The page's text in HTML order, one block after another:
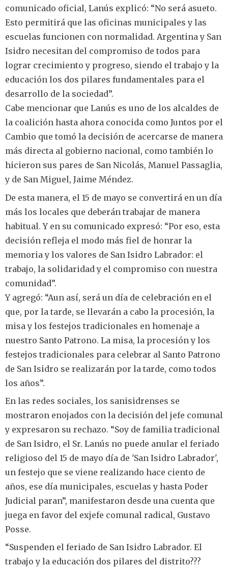
comunicado oficial, Lanús explicó: “No será asueto.
Esto permitirá que las oficinas municipales y las
escuelas funcionen con normalidad. Argentina y San
Isidro necesitan del compromiso de todos para
lograr crecimiento y progreso, siendo el trabajo y la
educación los dos pilares fundamentales para el
desarrollo de la sociedad”.
Cabe mencionar que Lanús es uno de los alcaldes de
la coalición hasta ahora conocida como Juntos por el
Cambio que tomó la decisión de acercarse de manera
más directa al gobierno nacional, como también lo
hicieron sus pares de San Nicolás, Manuel Passaglia,
y de San Miguel, Jaime Méndez.
De esta manera, el 15 de mayo se convertirá en un día
más los locales que deberán trabajar de manera
habitual. Y en su comunicado expresó: “Por eso, esta
decisión refleja el modo más fiel de honrar la
memoria y los valores de San Isidro Labrador: el
trabajo, la solidaridad y el compromiso con nuestra
comunidad”.
Y agregó: “Aun así, será un día de celebración en el
que, por la tarde, se llevarán a cabo la procesión, la
misa y los festejos tradicionales en homenaje a
nuestro Santo Patrono. La misa, la procesión y los
festejos tradicionales para celebrar al Santo Patrono
de San Isidro se realizarán por la tarde, como todos
los años”.
En las redes sociales, los sanisidrenses se
mostraron enojados con la decisión del jefe comunal
y expresaron su rechazo. “Soy de familia tradicional
de San Isidro, el Sr. Lanús no puede anular el feriado
religioso del 15 de mayo día de 'San Isidro Labrador',
un festejo que se viene realizando hace ciento de
años, ese día municipales, escuelas y hasta Poder
Judicial paran”, manifestaron desde una cuenta que
juega en favor del exjefe comunal radical, Gustavo
Posse.
“Suspenden el feriado de San Isidro Labrador. El
trabajo y la educación dos pilares del distrito???